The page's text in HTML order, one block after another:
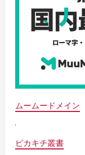
ムームードメイン
ピカキチ叢書